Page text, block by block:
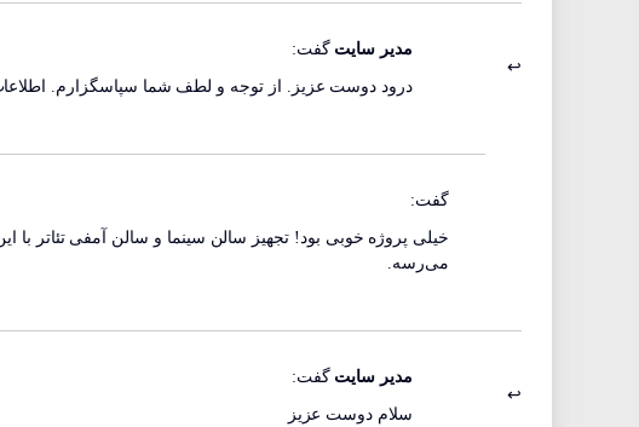
مدیر سایت گفت:
درود دوست عزیز. از توجه و لطف شما سپاسگزارم.
گفت:
خیلی پروژه خوبی بود! تجهیز سالن سینما و سالن آمفی تئاتر
می‌رسه.
مدیر سایت گفت:
سلام دوست عزیز